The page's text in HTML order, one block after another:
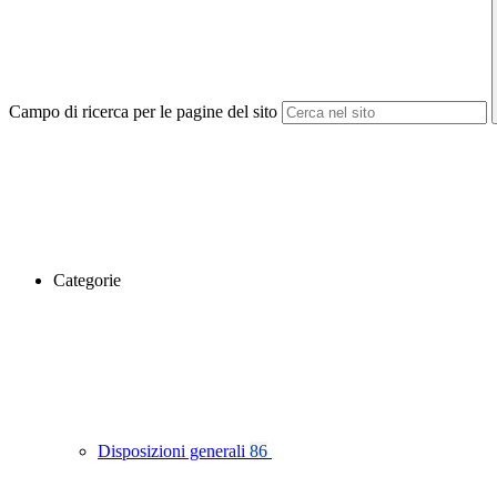
Campo di ricerca per le pagine del sito
Categorie
Disposizioni generali 86